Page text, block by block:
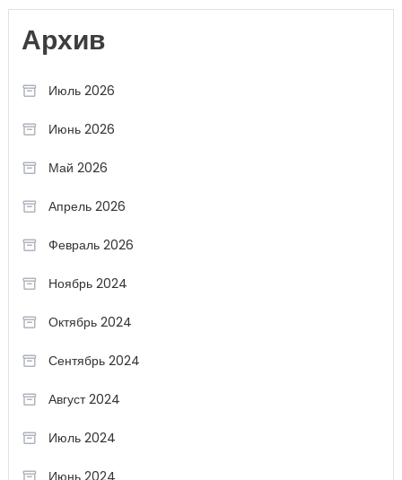
Архив
Июль 2026
Июнь 2026
Май 2026
Апрель 2026
Февраль 2026
Ноябрь 2024
Октябрь 2024
Сентябрь 2024
Август 2024
Июль 2024
Июнь 2024